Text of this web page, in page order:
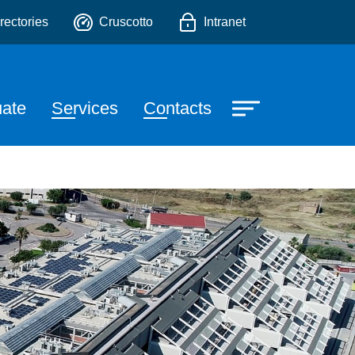
Cruscotto Intranet
Services Contacts